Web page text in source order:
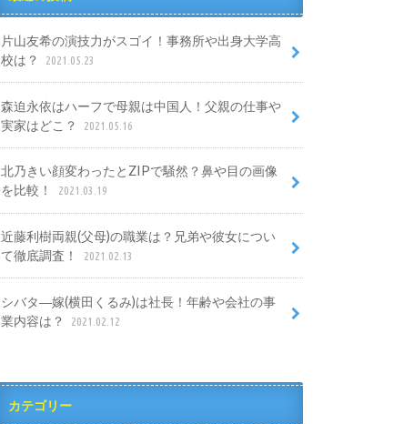
片山友希の演技力がスゴイ！事務所や出身大学高
校は？
2021.05.23
森迫永依はハーフで母親は中国人！父親の仕事や
実家はどこ？
2021.05.16
北乃きい顔変わったとZIPで騒然？鼻や目の画像
を比較！
2021.03.19
近藤利樹両親(父母)の職業は？兄弟や彼女につい
て徹底調査！
2021.02.13
シバタ―嫁(横田くるみ)は社長！年齢や会社の事
業内容は？
2021.02.12
カテゴリー